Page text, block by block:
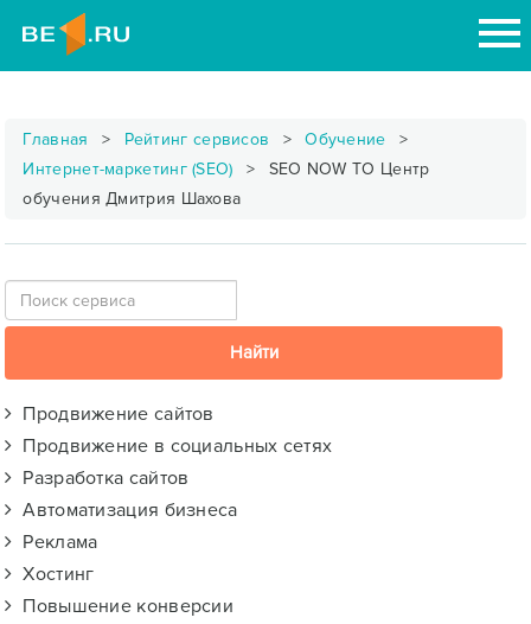
Главная Рейтинг сервисов
Обучение
Интернет-маркетинг (SEO)
SEO NOW TO Центр
обучения Дмитрия Шахова
Продвижение сайтов
Продвижение в социальных сетях
Разработка сайтов
Автоматизация бизнеса
Реклама
Хостинг
Повышение конверсии